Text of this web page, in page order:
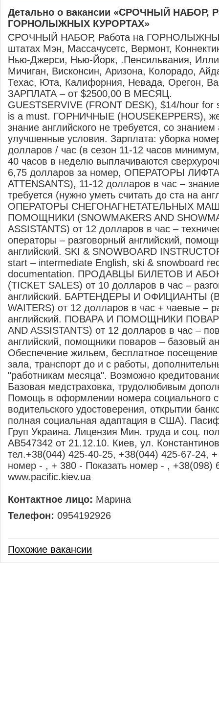
Детально о вакансии «СРОЧНЫЙ НАБОР,
ГОРНОЛЫЖНЫХ КУРОРТАХ»
СРОЧНЫЙ НАБОР, Работа на
штатах Мэн, Массачусетс, Вермонт,
Нью-Джерси, Нью-Йорк, .Пенсильвания,
Мичиган, Висконсин, Аризона, Колорадо,
Техас, Юта, Калифорния, Невада, Орегон,
ЗАРПЛАТА – от $2500,00 В МЕСЯЦ.
GUESTSERVIVE (FRONT DESK), $14/hour for
is a must. ГОРНИЧНЫЕ (HOUSEKEPPERS),
знание английского не требуется, со знанием
улучшенные условия. Зарплата: уборка
долларов / час (в сезон 11-12 часов
40 часов в неделю выплачиваются
6,75 долларов за номер, ОПЕРАТОРЫ
ATTENSANTS), 11-12 долларов в час –
требуется (нужно уметь считать до ста на
ОПЕРАТОРЫ СНЕГОНАГНЕТАТЕЛЬНЫХ
ПОМОЩНИКИ (SNOWMAKERS AND
ASSISTANTS) от 12 долларов в час –
операторы – разговорный английский,
английский. SKI & SNOWBOARD
start – intermediate English, ski & snowboard
documentation. ПРОДАВЦЫ БИЛЕТОВ И
(TICKET SALES) от 10 долларов в час –
английский. БАРТЕНДЕРЫ И ОФИЦИАНТЫ
WAITERS) от 12 долларов в час + чаевые –
английский. ПОВАРА И ПОМОЩНИКИ
AND ASSISTANTS) от 12 долларов в час –
английский, помощники поваров – базовый
Обеспечение жильем, бесплатное посещение
зала, транспорт до и с работы,
"работникам месяца". Возможно
Базовая медстраховка, трудолюбивым
Помощь в оформлении номера социального
водительского удостоверения, открытии
полная социальная адаптация в США).
Груп Украина. Лицензия Мин. труда и соц.
АВ547342 от 21.12.10. Киев, ул.
тел.+38(044) 425-40-25, +38(044) 425-67-24,
номер - , + 380 - Показать номер - , +38(098)
www.pacific.kiev.ua
Контактное лицо: Марина
Телефон: 0954192926
Похожие вакансии